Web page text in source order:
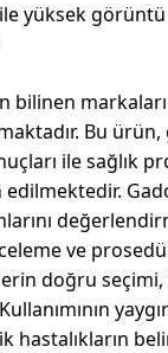
yüksek
bilinen
Bu
ile sağlık
edilmektedir.
ve
doğru
hastalıkların